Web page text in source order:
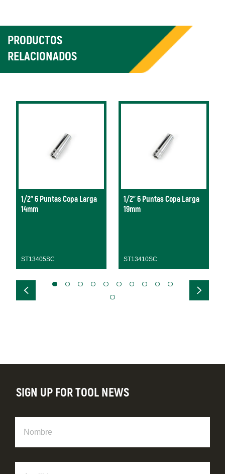
PRODUCTOS
RELACIONADOS
1/2" 6 Puntas Copa Larga
14mm
ST13405SC
1/2" 6 Puntas Copa Larga
19mm
ST13410SC
SIGN UP FOR TOOL NEWS